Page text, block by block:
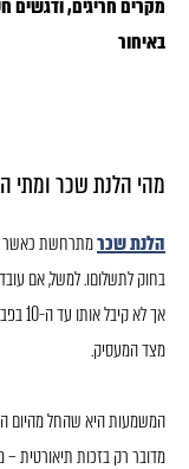
מקרים חריגים,
באיחור
מהי הלנת שכר ומתי
הלנת שכרמתרחשת כאשר
אך
מצד המעסיק.
המשמעות היא שהחל מהיום
מדובר רק בזכות תיאורטית –